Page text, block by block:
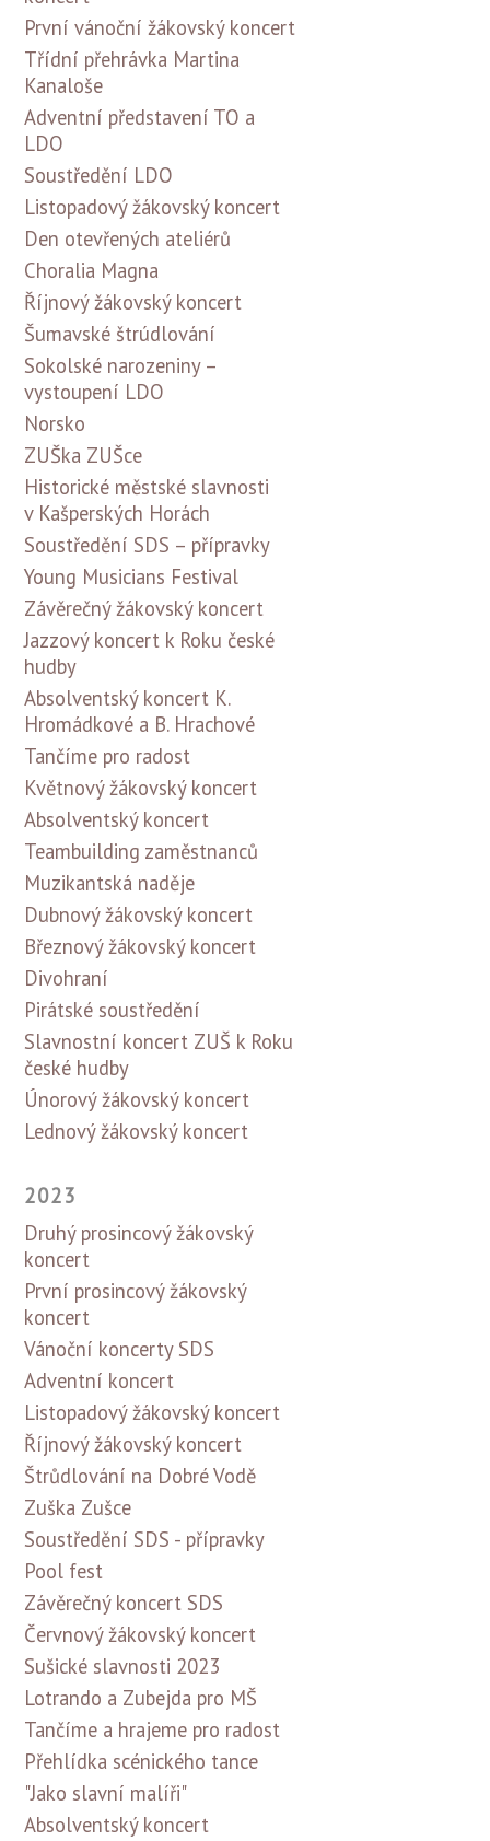
První vánoční žákovský koncert
Třídní přehrávka Martina
Kanaloše
Adventní představení TO a
LDO
Soustředění LDO
Listopadový žákovský koncert
Den otevřených ateliérů
Choralia Magna
Říjnový žákovský koncert
Šumavské štrúdlování
Sokolské narozeniny –
vystoupení LDO
Norsko
ZUŠka ZUŠce
Historické městské slavnosti
v Kašperských Horách
Soustředění SDS – přípravky
Young Musicians Festival
Závěrečný žákovský koncert
Jazzový koncert k Roku české
hudby
Absolventský koncert K.
Hromádkové a B. Hrachové
Tančíme pro radost
Květnový žákovský koncert
Absolventský koncert
Teambuilding zaměstnanců
Muzikantská naděje
Dubnový žákovský koncert
Březnový žákovský koncert
Divohraní
Pirátské soustředění
Slavnostní koncert ZUŠ k Roku
české hudby
Únorový žákovský koncert
Lednový žákovský koncert
2023
Druhý prosincový žákovský
koncert
První prosincový žákovský
koncert
Vánoční koncerty SDS
Adventní koncert
Listopadový žákovský koncert
Říjnový žákovský koncert
Štrůdlování na Dobré Vodě
Zuška Zušce
Soustředění SDS - přípravky
Pool fest
Závěrečný koncert SDS
Červnový žákovský koncert
Sušické slavnosti 2023
Lotrando a Zubejda pro MŠ
Tančíme a hrajeme pro radost
Přehlídka scénického tance
"Jako slavní malíři"
Absolventský koncert